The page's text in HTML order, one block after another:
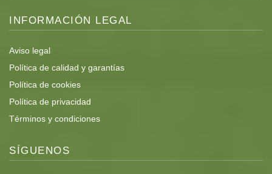
INFORMACIÓN LEGAL
Aviso legal
Política de calidad y garantías
Política de cookies
Política de privacidad
Términos y condiciones
SÍGUENOS